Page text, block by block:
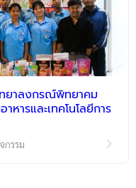
ทยาลงกรณ์พิทยาคม
ารและเทคโนโลยีการ
กรรม